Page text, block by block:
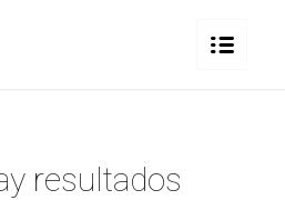
resultados